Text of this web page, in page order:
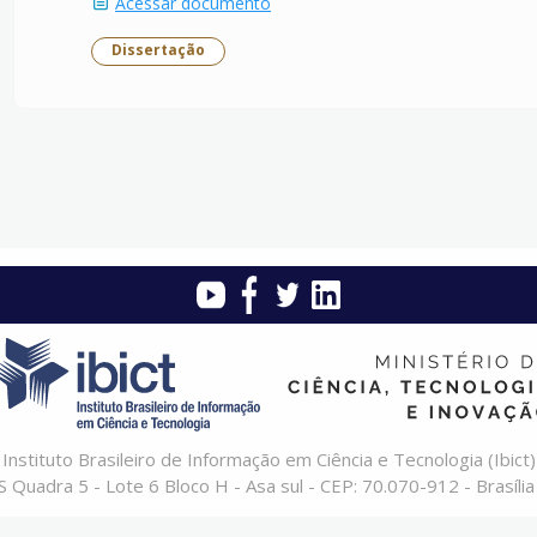
Dissertação
Instituto Brasileiro de Informação em Ciência e Tecnologia (Ibict)
Quadra 5 - Lote 6 Bloco H - Asa sul - CEP: 70.070-912 -